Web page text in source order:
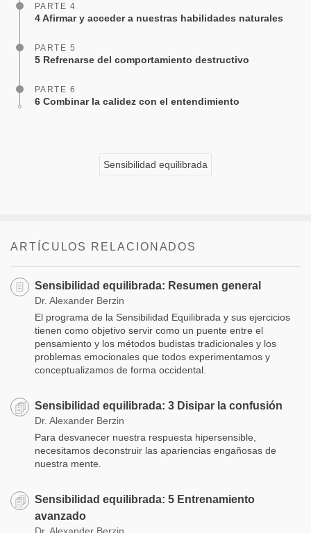
PARTE 4
4 Afirmar y acceder a nuestras habilidades naturales
PARTE 5
5 Refrenarse del comportamiento destructivo
PARTE 6
6 Combinar la calidez con el entendimiento
Sensibilidad equilibrada
ARTÍCULOS RELACIONADOS
Sensibilidad equilibrada: Resumen general
Dr. Alexander Berzin
El programa de la Sensibilidad Equilibrada y sus ejercicios
tienen como objetivo servir como un puente entre el
pensamiento y los métodos budistas tradicionales y los
problemas emocionales que todos experimentamos y
conceptualizamos de forma occidental.
Sensibilidad equilibrada: 3 Disipar la confusión
Dr. Alexander Berzin
Para desvanecer nuestra respuesta hipersensible,
necesitamos deconstruir las apariencias engañosas de
nuestra mente.
Sensibilidad equilibrada: 5 Entrenamiento
avanzado